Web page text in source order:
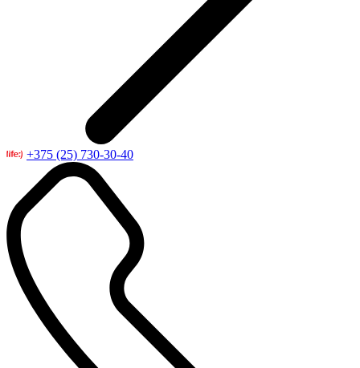
+375 (25) 730-30-40